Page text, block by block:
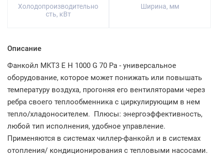
Холодопроизводительно
сть, кВт
Ширина, мм
Описание
Фанкойл MKT3 E H 1000 G 70 Pa - универсальное
оборудование, которое может понижать или повышать
температуру воздуха, прогоняя его вентиляторами через
ребра своего теплообменника с циркулирующим в нем
тепло/хладоносителем. Плюсы: энергоэффективность,
любой тип исполнения, удобное управление.
Применяются в системах чиллер-фанкойл и в системах
отопления/ кондиционирования с тепловыми насосами.